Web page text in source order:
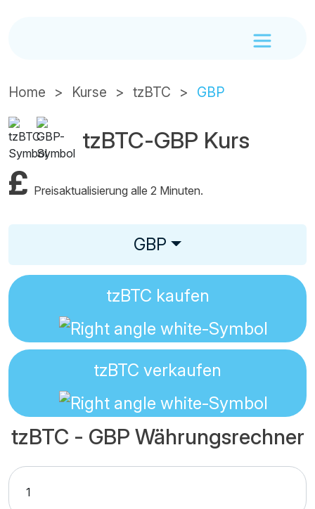
Home Kurse tzBTC GBP
tzBTC-GBP Kurs
£ Preisaktualisierung alle 2 Minuten.
GBP
tzBTC kaufen
tzBTC verkaufen
tzBTC - GBP Währungsrechner